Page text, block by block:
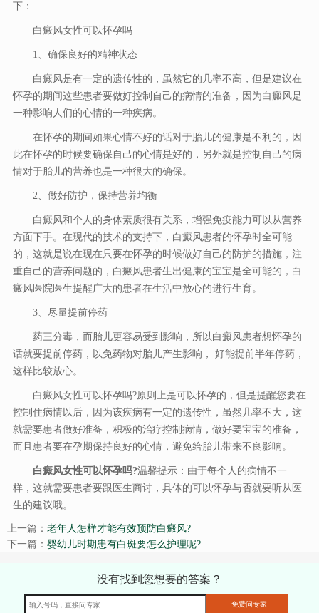
下：
白癜风女性可以怀孕吗
1、确保良好的精神状态
白癜风是有一定的遗传性的，虽然它的几率不高，但是建议在
怀孕的期间这些患者要做好控制自己的病情的准备，因为白癜风是
一种影响人们的心情的一种疾病。
在怀孕的期间如果心情不好的话对于胎儿的健康是不利的，因
此在怀孕的时候要确保自己的心情是好的，另外就是控制自己的病
情对于胎儿的营养也是一种很大的确保。
2、做好防护，保持营养均衡
白癜风和个人的身体素质很有关系，增强免疫能力可以从营养
方面下手。在现代的技术的支持下，白癜风患者的怀孕时全可能
的，这就是说在现在只要在怀孕的时候做好自己的防护的措施，注
重自己的营养问题的，白癜风患者生出健康的宝宝是全可能的，白
癜风医院医生提醒广大的患者在生活中放心的进行生育。
3、尽量提前停药
药三分毒，而胎儿更容易受到影响，所以白癜风患者想怀孕的
话就要提前停药，以免药物对胎儿产生影响， 好能提前半年停药，
这样比较放心。
白癜风女性可以怀孕吗?原则上是可以怀孕的，但是提醒您要在
控制住病情以后，因为该疾病有一定的遗传性，虽然几率不大，这
就需要患者做好准备，积极的治疗控制病情，做好要宝宝的准备，
而且患者要在孕期保持良好的心情，避免给胎儿带来不良影响。
白癜风女性可以怀孕吗?温馨提示：由于每个人的病情不一
样，这就需要患者要跟医生商讨，具体的可以怀孕与否就要听从医
生的建议哦。
上一篇： 老年人怎样才能有效预防白癜风?
下一篇： 婴幼儿时期患有白斑要怎么护理呢?
没有找到您想要的答案？